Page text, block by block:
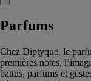
Parfums
Chez Diptyque, le
premières notes,
battus, parfums et